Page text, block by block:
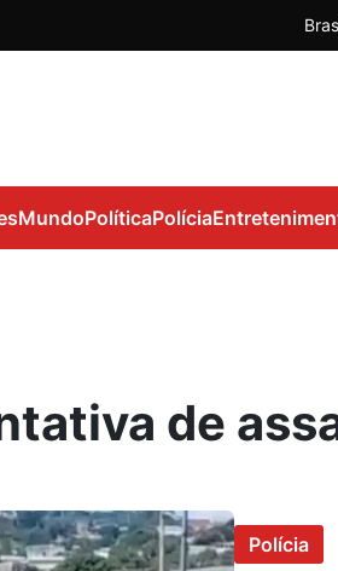
MundoPolíticaPolícia
de
Polícia